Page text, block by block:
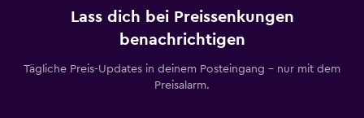
Lass dich bei Preissenkungen
benachrichtigen
Tägliche Preis-Updates in deinem Posteingang – nur mit dem
Preisalarm.